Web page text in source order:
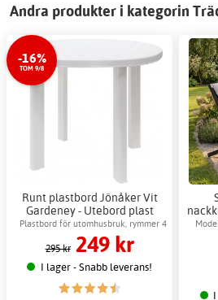
Andra produkter i kategorin
-16%
TOM 9/8
Runt plastbord Jönåker Vit
Gardeney - Utebord plast
85x70 cm
Plastbord för utomhusbruk, rymmer 4
personer
295 kr 249 kr
I lager - Snabb leverans!